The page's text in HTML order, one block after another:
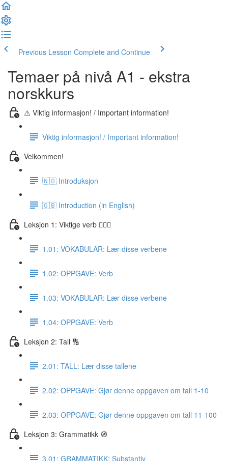
Previous Lesson Complete and Continue
Temaer på nivå A1 - ekstra
norskkurs
⚠️ Viktig informasjon! / Important information!
Viktig informasjon! / Important information!
Velkommen!
🇳🇴 Introduksjon
🇬🇧 Introduction (in English)
Leksjon 1: Viktige verb 🏃🏻‍♀️
1.01: VOKABULAR: Lær disse verbene
1.02: OPPGAVE: Verb
1.03: VOKABULAR: Lær disse verbene
1.04: OPPGAVE: Verb
Leksjon 2: Tall 🔢
2.01: TALL: Lær disse tallene
2.02: OPPGAVE: Gjør denne oppgaven om tall 1-10
2.03: OPPGAVE: Gjør denne oppgaven om tall 11-100
Leksjon 3: Grammatikk 🧭
3.01: GRAMMATIKK: Substantiv